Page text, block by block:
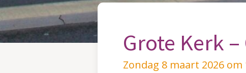
Grote Kerk
Zondag 8 maart 2026 om